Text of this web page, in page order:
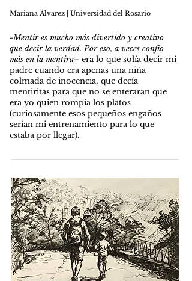
Mariana Álvarez | Universidad del Rosario
-Mentir es mucho más divertido y creativo
que decir la verdad. Por eso, a veces confío
más en la mentira– era lo que solía decir mi
padre cuando era apenas una niña
colmada de inocencia, que decía
mentiritas para que no se enteraran que
era yo quien rompía los platos
(curiosamente esos pequeños engaños
serían mi entrenamiento para lo que
estaba por llegar).